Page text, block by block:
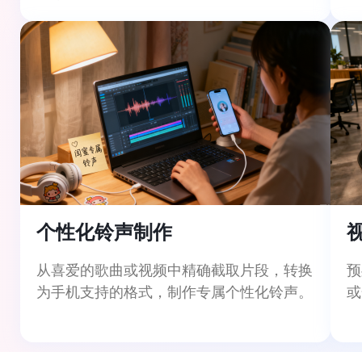
个性化铃声制作
从喜爱的歌曲或视频中精确截取片段，转换
为手机支持的格式，制作专属个性化铃声。